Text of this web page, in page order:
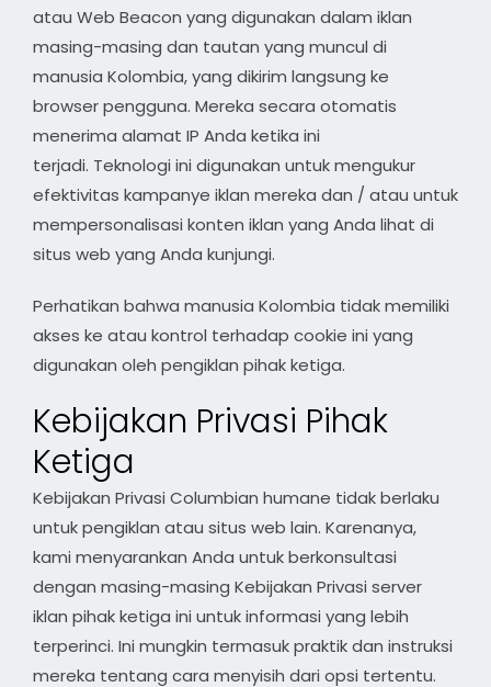
atau Web Beacon yang digunakan dalam iklan
masing-masing dan tautan yang muncul di
manusia Kolombia, yang dikirim langsung ke
browser pengguna. Mereka secara otomatis
menerima alamat IP Anda ketika ini
terjadi. Teknologi ini digunakan untuk mengukur
efektivitas kampanye iklan mereka dan / atau untuk
mempersonalisasi konten iklan yang Anda lihat di
situs web yang Anda kunjungi.
Perhatikan bahwa manusia Kolombia tidak memiliki
akses ke atau kontrol terhadap cookie ini yang
digunakan oleh pengiklan pihak ketiga.
Kebijakan Privasi Pihak
Ketiga
Kebijakan Privasi Columbian humane tidak berlaku
untuk pengiklan atau situs web lain. Karenanya,
kami menyarankan Anda untuk berkonsultasi
dengan masing-masing Kebijakan Privasi server
iklan pihak ketiga ini untuk informasi yang lebih
terperinci. Ini mungkin termasuk praktik dan instruksi
mereka tentang cara menyisih dari opsi tertentu.